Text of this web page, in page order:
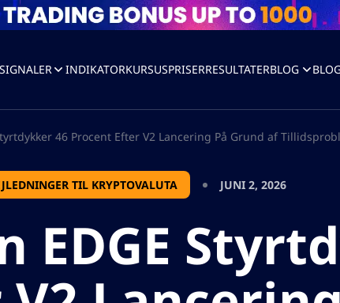
SIGNALER INDIKATORKURSUSPRISERRESULTATERBLOG
46 Procent Efter V2 Lancering På Grund af
TIL KRYPTOVALUTA JUNI 2, 2026
EDGE